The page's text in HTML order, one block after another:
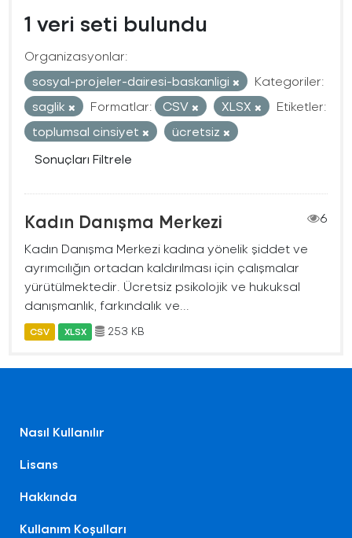
1 veri seti bulundu
Organizasyonlar:
sosyal-projeler-dairesi-baskanligi
Kategoriler:
saglik
Formatlar: CSV XLSX
Etiketler:
toplumsal cinsiyet
ücretsiz
Sonuçları Filtrele
Kadın Danışma Merkezi
6
Kadın Danışma Merkezi kadına yönelik şiddet ve
ayrımcılığın ortadan kaldırılması için çalışmalar
yürütülmektedir. Ücretsiz psikolojik ve hukuksal
danışmanlık, farkındalık ve...
CSV XLSX 253 KB
Nasıl Kullanılır
Lisans
Hakkında
Kullanım Koşulları